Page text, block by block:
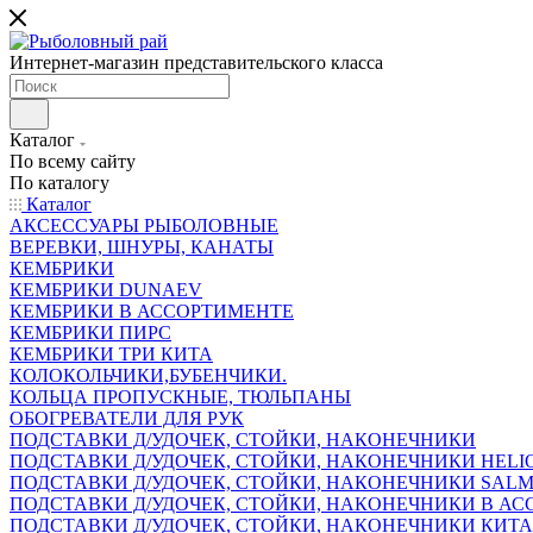
Интернет-магазин представительского класса
Каталог
По всему сайту
По каталогу
Каталог
АКСЕССУАРЫ РЫБОЛОВНЫЕ
ВЕРЕВКИ, ШНУРЫ, КАНАТЫ
КЕМБРИКИ
КЕМБРИКИ DUNAEV
КЕМБРИКИ В АССОРТИМЕНТЕ
КЕМБРИКИ ПИРС
КЕМБРИКИ ТРИ КИТА
КОЛОКОЛЬЧИКИ,БУБЕНЧИКИ.
КОЛЬЦА ПРОПУСКНЫЕ, ТЮЛЬПАНЫ
ОБОГРЕВАТЕЛИ ДЛЯ РУК
ПОДСТАВКИ Д/УДОЧЕК, СТОЙКИ, НАКОНЕЧНИКИ
ПОДСТАВКИ Д/УДОЧЕК, СТОЙКИ, НАКОНЕЧНИКИ
ПОДСТАВКИ Д/УДОЧЕК, СТОЙКИ, НАКОНЕЧНИКИ
ПОДСТАВКИ Д/УДОЧЕК, СТОЙКИ, НАКОНЕЧНИКИ В
ПОДСТАВКИ Д/УДОЧЕК, СТОЙКИ, НАКОНЕЧНИКИ